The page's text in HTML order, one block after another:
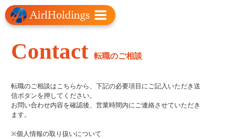
Contact転職のご相談
転職のご相談はこちらから、下記の必要項目にご記入いただき送
信ボタンを押してください。
お問い合わせ内容を確認後、営業時間内にご連絡させていただき
ます。
※個人情報の取り扱いについて